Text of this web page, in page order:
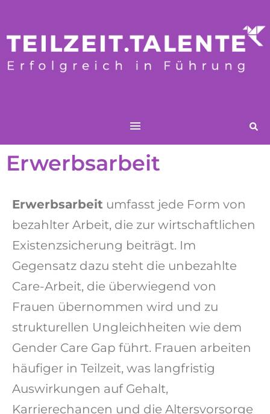
Erwerbsarbeit
Erwerbsarbeit umfasst jede Form von
bezahlter Arbeit, die zur wirtschaftlichen
Existenzsicherung beiträgt. Im
Gegensatz dazu steht die unbezahlte
Care-Arbeit, die überwiegend von
Frauen übernommen wird und zu
strukturellen Ungleichheiten wie dem
Gender Care Gap führt. Frauen arbeiten
häufiger in Teilzeit, was langfristig
Auswirkungen auf Gehalt,
Karrierechancen und die Altersvorsorge